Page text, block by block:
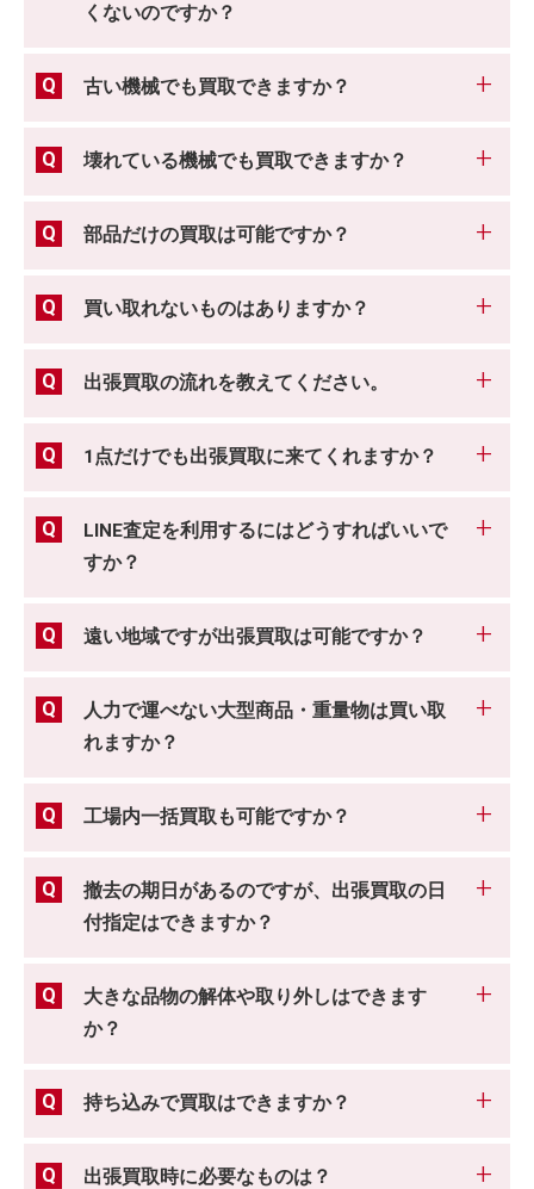
くないのですか？
古い機械でも買取できますか？
壊れている機械でも買取できますか？
部品だけの買取は可能ですか？
買い取れないものはありますか？
出張買取の流れを教えてください。
1点だけでも出張買取に来てくれますか？
LINE査定を利用するにはどうすればいいで
すか？
遠い地域ですが出張買取は可能ですか？
人力で運べない大型商品・重量物は買い取
れますか？
工場内一括買取も可能ですか？
撤去の期日があるのですが、出張買取の日
付指定はできますか？
大きな品物の解体や取り外しはできます
か？
持ち込みで買取はできますか？
出張買取時に必要なものは？